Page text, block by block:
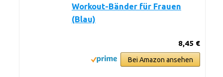
Workout-Bänder für Frauen
(Blau)
8,45 €
Bei Amazon ansehen